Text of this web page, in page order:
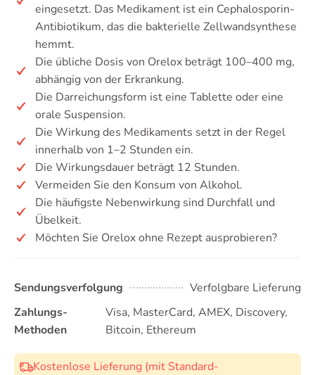
eingesetzt. Das Medikament ist ein Cephalosporin-
Antibiotikum, das die bakterielle Zellwandsynthese
hemmt.
Die übliche Dosis von Orelox beträgt 100–400 mg,
abhängig von der Erkrankung.
Die Darreichungsform ist eine Tablette oder eine
orale Suspension.
Die Wirkung des Medikaments setzt in der Regel
innerhalb von 1–2 Stunden ein.
Die Wirkungsdauer beträgt 12 Stunden.
Vermeiden Sie den Konsum von Alkohol.
Die häufigste Nebenwirkung sind Durchfall und
Übelkeit.
Möchten Sie Orelox ohne Rezept ausprobieren?
Sendungsverfolgung
Verfolgbare Lieferung
Zahlungs-
Methoden
Visa, MasterCard, AMEX, Discovery,
Bitcoin, Ethereum
Kostenlose Lieferung (mit Standard-